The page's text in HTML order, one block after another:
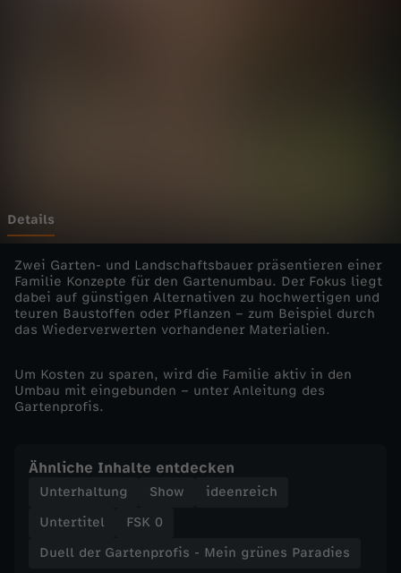
e
n
p
o
i
s
Details
Zwei Garten- und Landschaftsbauer präsentieren einer
Familie Konzepte für den Gartenumbau. Der Fokus liegt
dabei auf günstigen Alternativen zu hochwertigen und
teuren Baustoffen oder Pflanzen – zum Beispiel durch
das Wiederverwerten vorhandener Materialien.
Um Kosten zu sparen, wird die Familie aktiv in den
Umbau mit eingebunden – unter Anleitung des
Gartenprofis.
Ähnliche Inhalte entdecken
Unterhaltung Show
ideenreich
Untertitel
FSK 0
Duell der Gartenprofis - Mein grünes Paradies